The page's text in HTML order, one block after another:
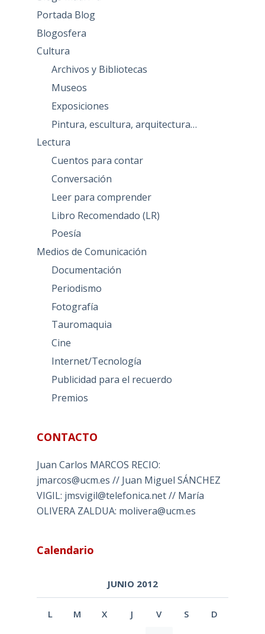
Portada Blog
Blogosfera
Cultura
Archivos y Bibliotecas
Museos
Exposiciones
Pintura, escultura, arquitectura…
Lectura
Cuentos para contar
Conversación
Leer para comprender
Libro Recomendado (LR)
Poesía
Medios de Comunicación
Documentación
Periodismo
Fotografía
Tauromaquia
Cine
Internet/Tecnología
Publicidad para el recuerdo
Premios
CONTACTO
Juan Carlos MARCOS RECIO:
jmarcos@ucm.es // Juan Miguel SÁNCHEZ
VIGIL: jmsvigil@telefonica.net // María
OLIVERA ZALDUA: molivera@ucm.es
Calendario
JUNIO 2012
L M X J V S D